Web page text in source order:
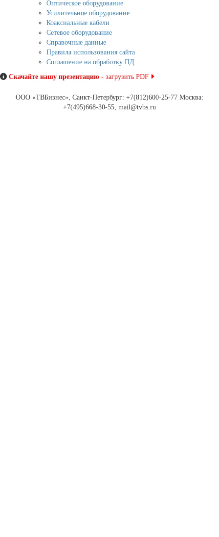
Оптическое оборудование
Усилительное оборудование
Коаксиальные кабели
Сетевое оборудование
Справочные данные
Правила использования сайта
Соглашение на обработку ПД
Скачайте нашу презентацию - загрузить PDF
ООО «ТВБизнес», Санкт-Петербург: +7(812)600-25-77 Москва:
+7(495)668-30-55, mail@tvbs.ru